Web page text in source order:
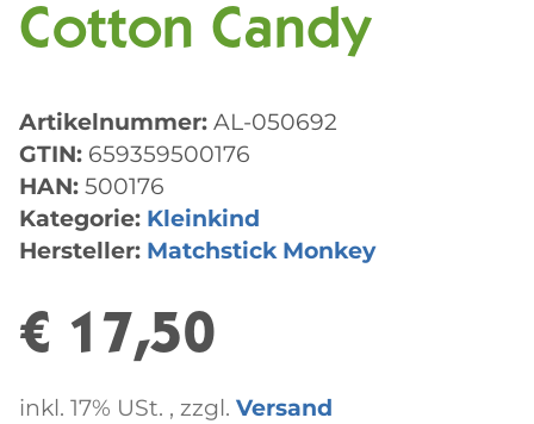
Cotton Candy
Artikelnummer: AL-050692
GTIN: 659359500176
HAN: 500176
Kategorie: Kleinkind
Hersteller: Matchstick Monkey
€ 17,50
inkl. 17% USt. , zzgl. Versand